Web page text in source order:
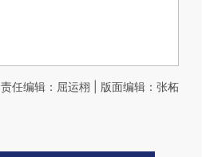
责任编辑：屈运栩 | 版面编辑：张柘